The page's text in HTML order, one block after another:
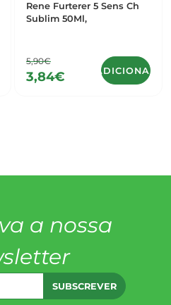
Rene Furterer 5 Sens Ch
Sublim 50Ml,
5,90€
3,84€ ADICIONAR
a nossa
SUBSCREVER